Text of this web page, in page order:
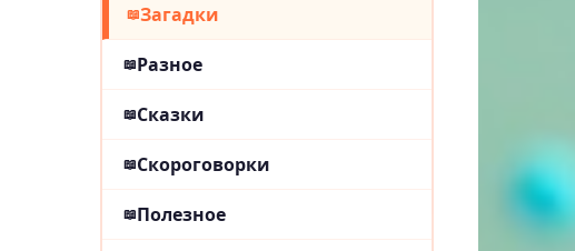
Загадки
Разное
Сказки
Скороговорки
Полезное